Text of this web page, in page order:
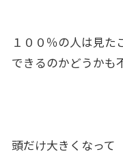
１００％の人は見た
できるのかどうかも
頭だけ大きくなって